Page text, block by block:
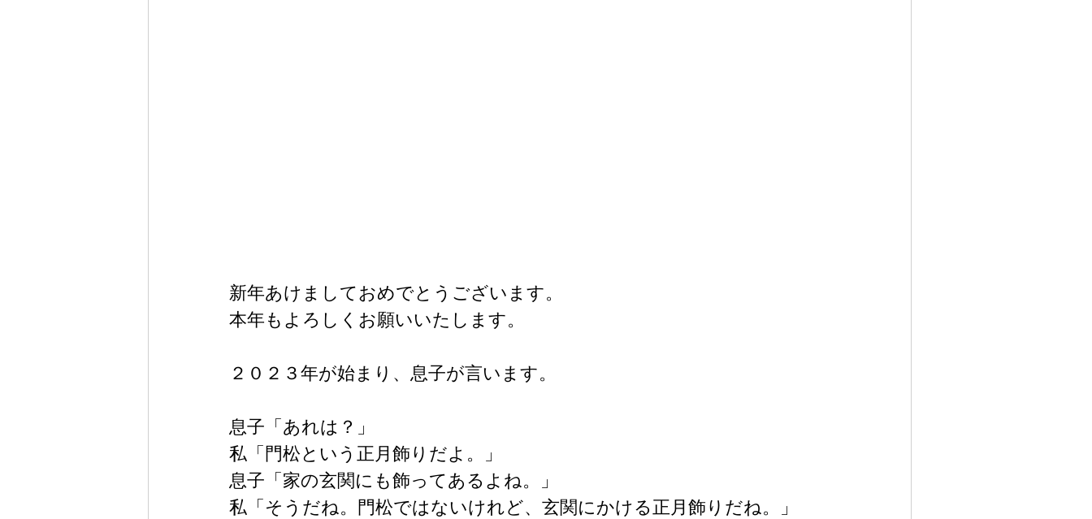
新年あけましておめでとうございます。
本年もよろしくお願いいたします。
２０２３年が始まり、息子が言います。
息子「あれは？」
私「門松という正月飾りだよ。」
息子「家の玄関にも飾ってあるよね。」
私「そうだね。門松ではないけれど、玄関にかける正月飾りだね。」